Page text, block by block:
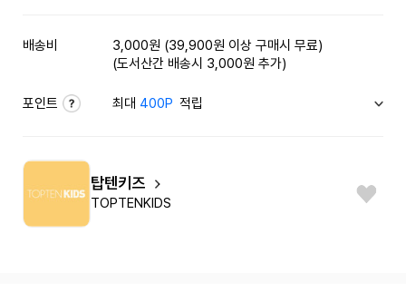
배송비
3,000원 (39,900원 이상 구매시 무료)
(도서산간 배송시 3,000원 추가)
포인트 최대 400P 적립
탑텐키즈
TOPTENKIDS